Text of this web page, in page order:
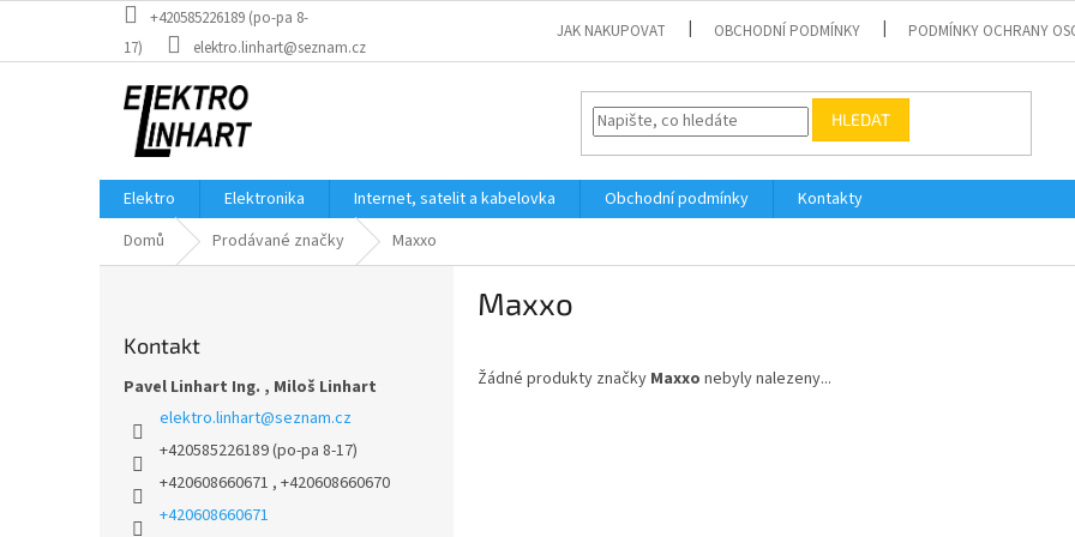
obsah
+420585226189 (po-pa 8-
17)
elektro.linhart@seznam.cz
JAK NAKUPOVAT OBCHODNÍ PODMÍNKY PODMÍNKY OCHRANY
HLEDAT
Elektro Elektronika Internet, satelit a kabelovka Obchodní podmínky
Kontakty
Domů
Prodávané značky Maxxo
Kontakt
Pavel Linhart Ing. , Miloš Linhart
elektro.linhart@seznam.cz
+420585226189 (po-pa 8-17)
+420608660671 , +420608660670
+420608660671
Maxxo
Žádné produkty značky Maxxo nebyly nalezeny...